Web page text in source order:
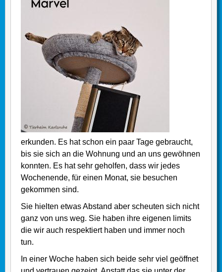
erkunden. Es hat schon ein paar Tage gebraucht,
bis sie sich an die Wohnung und an uns gewöhnen
konnten. Es hat sehr geholfen, dass wir jedes
Wochenende, für einen Monat, sie besuchen
gekommen sind.
Sie hielten etwas Abstand aber scheuten sich nicht
ganz von uns weg. Sie haben ihre eigenen limits
die wir auch respektiert haben und immer noch
tun.
In einer Woche haben sich beide sehr viel geöffnet